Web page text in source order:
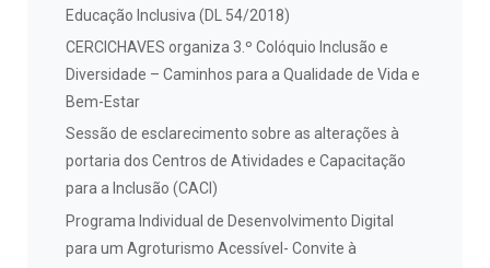
Educação Inclusiva (DL 54/2018)
CERCICHAVES organiza 3.º Colóquio Inclusão e
Diversidade – Caminhos para a Qualidade de Vida e
Bem-Estar
Sessão de esclarecimento sobre as alterações à
portaria dos Centros de Atividades e Capacitação
para a Inclusão (CACI)
Programa Individual de Desenvolvimento Digital
para um Agroturismo Acessível- Convite à